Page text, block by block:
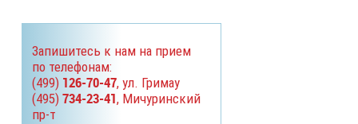
Запишитесь к нам на прием
по телефонам:
(499) 126-70-47, ул. Гримау
(495) 734-23-41, Мичуринский
пр-т